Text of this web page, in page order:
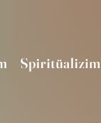
Spiritüalizim